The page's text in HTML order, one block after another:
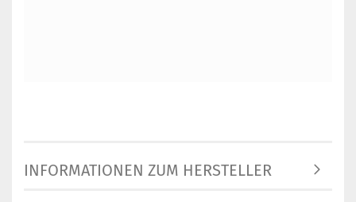
INFORMATIONEN ZUM HERSTELLER